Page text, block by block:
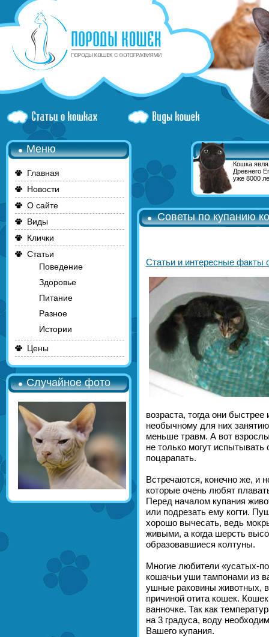
Меню
Главная
Новости
О сайте
Виды
Клички
Статьи
Поведение
Здоровье
Питание
Разное
Истории
Цены
Случайное фото
Кошка
Древнего
уже 8000
Советы по купанию
Статьи и интересные факты
возраста, тогда они быстрее
необычному для них
меньше травм. А вот
не только могут испытывать
поцарапать.
Встречаются, конечно же, и
которые очень любят
Перед началом купания
или подрезать ему когти.
хорошо вычесать, ведь
живыми, а когда шерсть
образовавшиеся колтуны.
Многие любители «усатых-
кошачьи уши тампонами из
ушные раковины животных,
причиной отита кошек.
ванночке. Так как
на 3 градуса, воду
Вашего купания.